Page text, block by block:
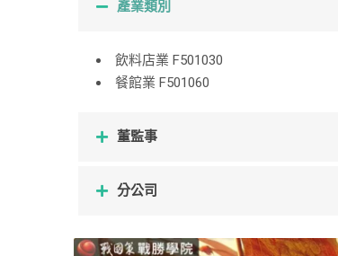
產業類別
飲料店業 F501030
餐館業 F501060
董監事
分公司